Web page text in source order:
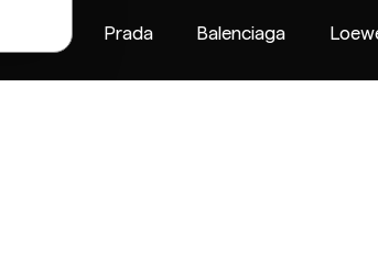
Prada Balenciaga